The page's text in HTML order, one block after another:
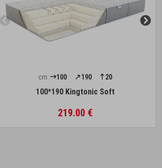
cm: 100 190 20
100*190 Kingtonic Soft
219.00 €